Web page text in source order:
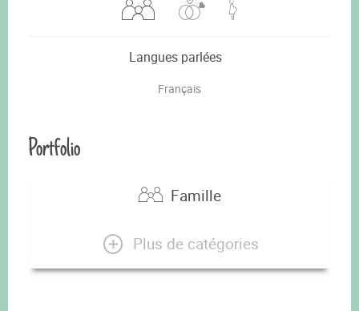
Langues parlées
Français
Portfolio
Famille
Plus de catégories